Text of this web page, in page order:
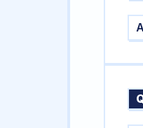
A